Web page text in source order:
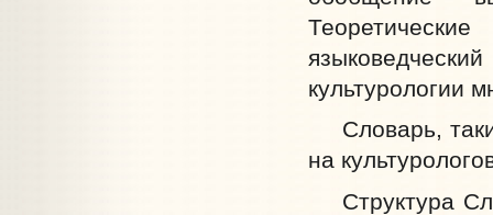
культурологии
Словарь,
на
Структура